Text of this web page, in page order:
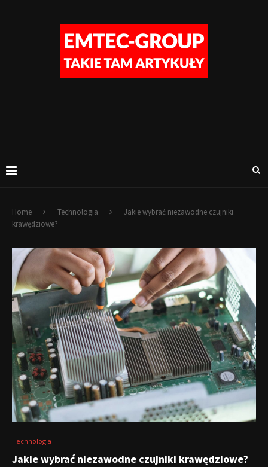
Home Technologia
Jakie wybrać niezawodne czujniki
krawędziowe?
Technologia
Jakie wybrać niezawodne czujniki krawędziowe?